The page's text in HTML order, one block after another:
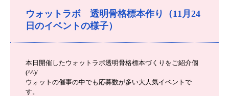
ウォットラボ 透明骨格標本作り（11月24
日のイベントの様子）
本日開催したウォットラボ透明骨格標本づくりをご紹介個
(^^)/
ウォットの催事の中でも応募数が多い大人気イベントで
す。